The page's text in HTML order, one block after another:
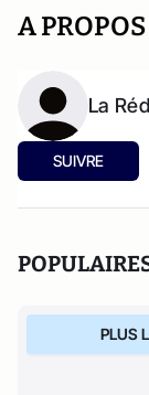
A
La
SUIVRE
PLUS